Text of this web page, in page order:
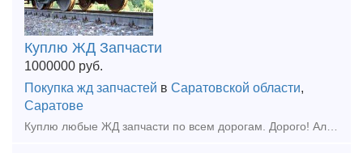
Куплю ЖД Запчасти
1000000 руб.
Покупка жд запчастей в Саратовской области,
Саратове
Куплю любые ЖД запчасти по всем дорогам. Дорого! Алина - 8 927 116 53 18